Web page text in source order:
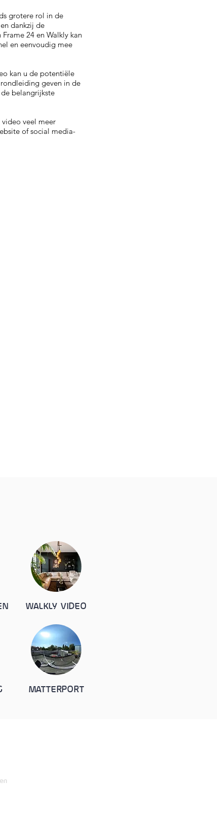
grotere rol in de
dankzij de
24 en Walkly kan
en eenvoudig mee
kan u de potentiële
geven in de
belangrijkste
veel meer
of social media-
WALKLY VIDEO
MATTERPORT